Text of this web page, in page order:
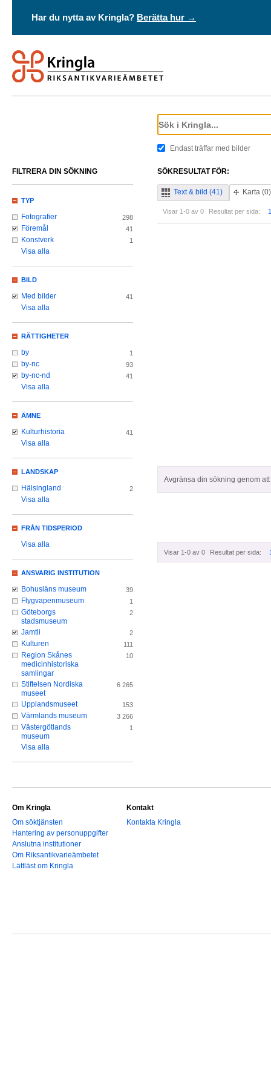
Har du nytta av Kringla? Berätta hur →
Endast träffar med bilder
SÖKRESULTAT FÖR:
Text & bild (41) Karta (0)
Visar 1-0 av 0 Resultat per sida:
Avgränsa din sökning genom
Visar 1-0 av 0 Resultat per sida:
FILTRERA DIN SÖKNING
TYP
Fotografier 298
Föremål 41
Konstverk 1
Visa alla
BILD
Med bilder 41
Visa alla
RÄTTIGHETER
by 1
by-nc 93
by-nc-nd 41
Visa alla
ÄMNE
Kulturhistoria 41
Visa alla
LANDSKAP
Hälsingland 2
Visa alla
FRÅN TIDSPERIOD
Visa alla
ANSVARIG INSTITUTION
Bohusläns museum 39
Flygvapenmuseum 1
Göteborgs
stadsmuseum
2
Jamtli 2
Kulturen 111
Region Skånes
medicinhistoriska
samlingar
10
Stiftelsen Nordiska
museet
6 265
Upplandsmuseet 153
Värmlands museum 3 266
Västergötlands
museum
1
Visa alla
Om Kringla
Om söktjänsten
Hantering av personuppgifter
Anslutna institutioner
Om Riksantikvarieämbetet
Lättläst om Kringla
Kontakt
Kontakta Kringla